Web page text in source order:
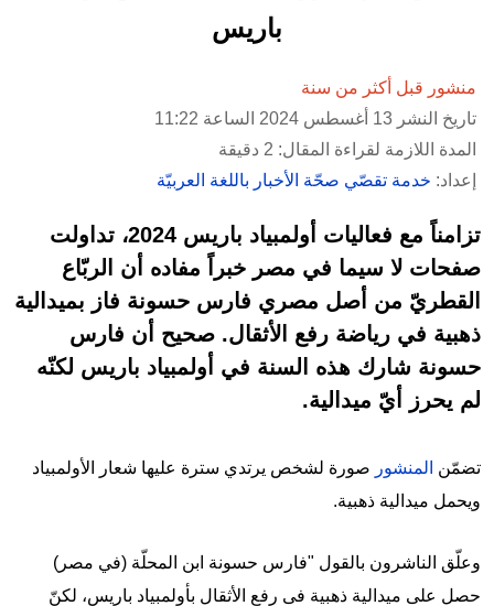
باريس
منشور قبل أكثر من سنة
تاريخ النشر 13 أغسطس 2024 الساعة 11:22
المدة اللازمة لقراءة المقال: 2 دقيقة
إعداد: خدمة تقصّي صحّة الأخبار باللغة العربيّة
تزامناً مع فعاليات أولمبياد باريس 2024، تداولت
صفحات لا سيما في مصر خبراً مفاده أن الربّاع
القطريّ من أصل مصري فارس حسونة فاز بميدالية
ذهبية في رياضة رفع الأثقال. صحيح أن فارس
حسونة شارك هذه السنة في أولمبياد باريس لكنّه
لم يحرز أيّ ميدالية.
تضمّن المنشور صورة لشخص يرتدي سترة عليها شعار الأولمبياد
ويحمل ميدالية ذهبية.
وعلّق الناشرون بالقول "فارس حسونة ابن المحلّة (في مصر)
حصل على ميدالية ذهبية فى رفع الأثقال بأولمبياد باريس، لكنّ